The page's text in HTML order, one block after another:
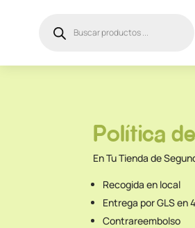
productos
Política
En Tu Tienda de
Recogida en local
Entrega por GLS en
Contrareembolso